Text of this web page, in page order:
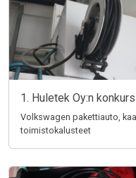
1. Huletek Oy:n
Volkswagen pakettiauto,
toimistokalusteet